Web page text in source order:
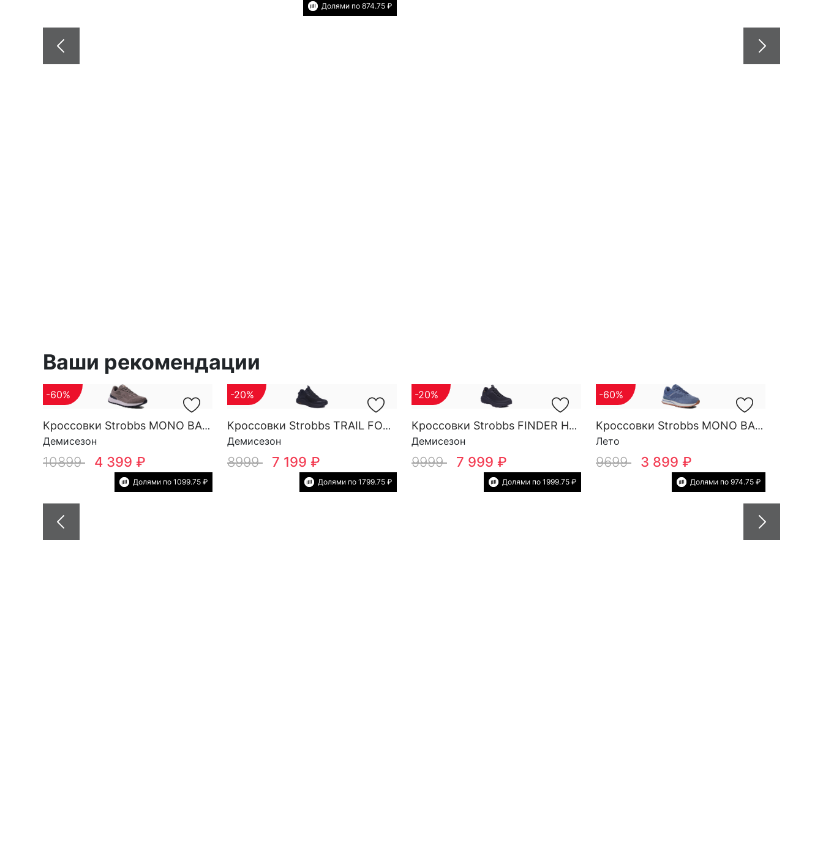
Долями по 874.75 ₽
Ваши рекомендации
Кроссовки Strobbs MONO BASE M 3696-17
Демисезон
-60%
10899 4 399 ₽
Долями по 1099.75 ₽
Кроссовки Strobbs TRAIL FORCE YOW SG M 3818-3
Демисезон
-20%
8999 7 199 ₽
Долями по 1799.75 ₽
Кроссовки Strobbs FINDER HG M 3788-2
Демисезон
-20%
9999 7 999 ₽
Долями по 1999.75 ₽
Кроссовки Strobbs MONO BASE W 7552-5
Лето
-60%
9699 3 899 ₽
Долями по 974.75 ₽